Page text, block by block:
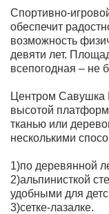
Спортивно-
обеспечит
возможность
девяти лет.
всепогодная – не
Центром Савушка
высотой
тканью или
несколькими
1)по деревянной
2)альпинисткой
удобными для
3)сетке-лазалке.